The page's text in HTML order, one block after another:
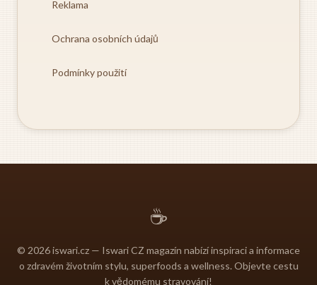
Reklama
Ochrana osobních údajů
Podmínky použití
☕
© 2026 iswari.cz — Iswari CZ magazín nabízí inspiraci a informace
o zdravém životním stylu, superfoods a wellness. Objevte cestu
k vědomému stravování!